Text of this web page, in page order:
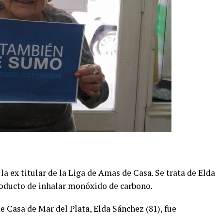
ex titular de la Liga de Amas de Casa. Se trata de Elda
de inhalar monóxido de carbono.
de Mar del Plata, Elda Sánchez (81), fue